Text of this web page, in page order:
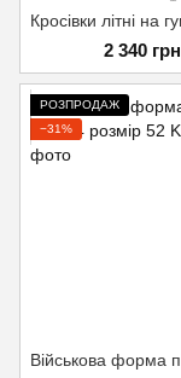
2 340 грн
РОЗПРОДАЖ
−31%